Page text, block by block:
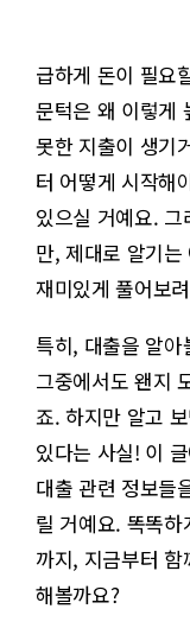
급하게 돈이 필요
문턱은 왜 이렇게
못한 지출이 생기
터 어떻게 시작해
있으실 거예요.
만, 제대로 알기는
재미있게 풀어보
특히, 대출을 알
그중에서도 왠지
죠. 하지만 알고
있다는 사실! 이
대출 관련 정보들
릴 거예요. 똑똑
까지, 지금부터
해볼까요?